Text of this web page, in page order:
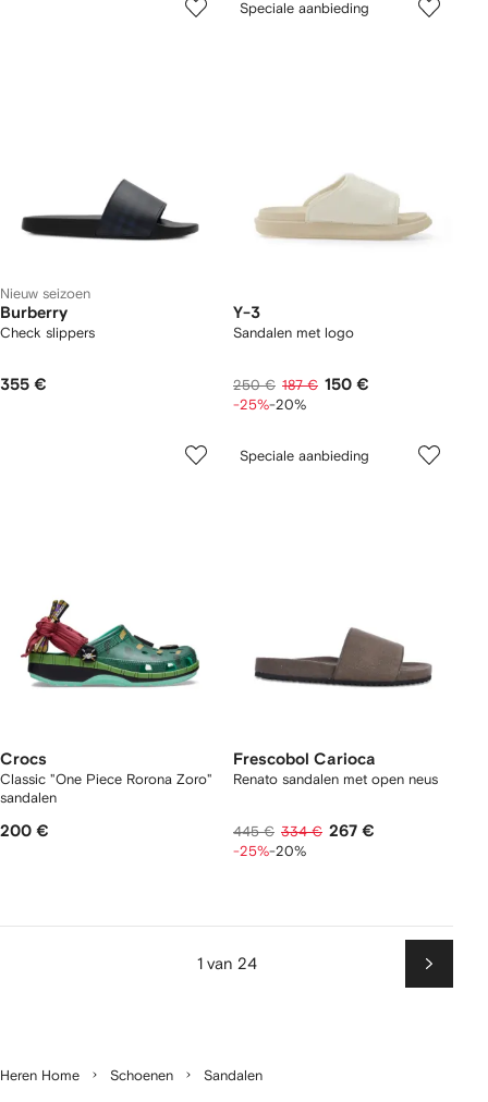
Nieuw seizoen
Burberry
Check slippers
355 €
Speciale aanbieding
Y-3
Sandalen met logo
250 € 187 € 150 €
-25%-20%
Crocs
Classic "One Piece Rorona Zoro"
sandalen
200 €
Speciale aanbieding
Frescobol Carioca
Renato sandalen met open neus
445 € 334 € 267 €
-25%-20%
1 van 24
Heren Home Schoenen Sandalen